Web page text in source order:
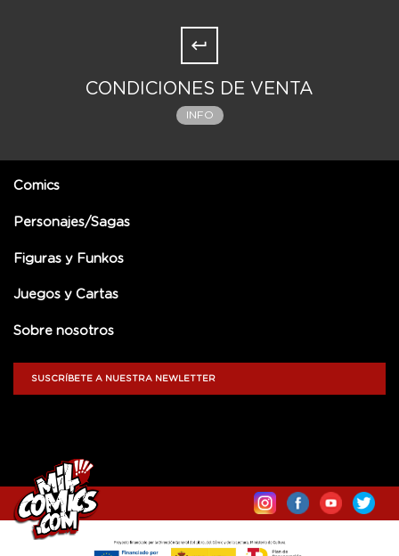
CONDICIONES DE VENTA
INFO
Comics
Personajes/Sagas
Figuras y Funkos
Juegos y Cartas
Sobre nosotros
SUSCRÍBETE A NUESTRA NEWLETTER